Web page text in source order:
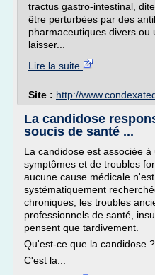
tractus gastro-intestinal,
être perturbées par des
pharmaceutiques divers ou
laisser...
Lire la suite
Site : http://
La candidose
soucis de santé ...
La candidose est associée
symptômes et de troubles
aucune cause médicale
systématiquement
chroniques, les troubles
professionnels de santé,
pensent que tardivement.
Qu'est-ce que la candidose ?
C'est la...